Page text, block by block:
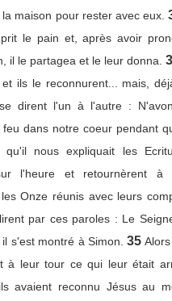
maison pour rester avec eux.
le pain et, après avoir
il le partagea et le leur donna.
ils le reconnurent... mais,
dirent l'un à l'autre :
dans notre coeur pendant
qu'il nous expliquait les
l'heure et retournèrent à
Onze réunis avec leurs
par ces paroles : Le
s'est montré à Simon. 35
à leur tour ce qui leur était
avaient reconnu Jésus au